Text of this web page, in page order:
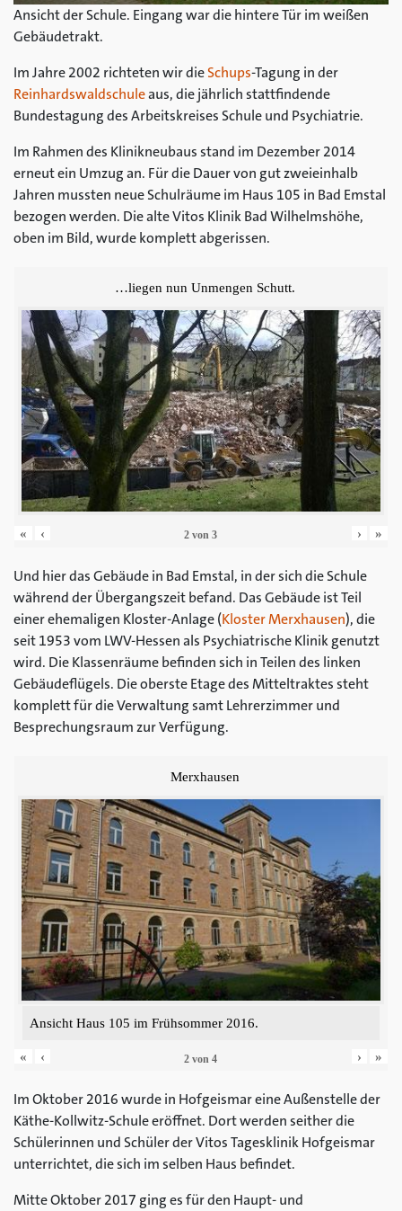
Ansicht der Schule. Eingang war die hintere Tür im weißen
Gebäudetrakt.
Im Jahre 2002 richteten wir dieSchups-Tagung in der
Reinhardswaldschuleaus, die jährlich stattfindende
Bundestagung des Arbeitskreises Schule und Psychiatrie.
Im Rahmen des Klinikneubaus stand im Dezember 2014
erneut ein Umzug an. Für die Dauer von gut zweieinhalb
Jahren mussten neue Schulräume im Haus 105 in Bad Emstal
bezogen werden. Die alte Vitos Klinik Bad Wilhelmshöhe,
oben im Bild, wurde komplett abgerissen.
…liegen nun Unmengen Schutt.
« ‹ 2 von3 › »
Und hier das Gebäude in Bad Emstal, in der sich die Schule
während der Übergangszeit befand. Das Gebäude ist Teil
einer ehemaligen Kloster-Anlage (Kloster Merxhausen), die
seit 1953 vom LWV-Hessen als Psychiatrische Klinik genutzt
wird. Die Klassenräume befinden sich in Teilen des linken
Gebäudeflügels. Die oberste Etage des Mitteltraktes steht
komplett für die Verwaltung samt Lehrerzimmer und
Besprechungsraum zur Verfügung.
Merxhausen
Ansicht Haus 105 im Frühsommer 2016.
« ‹ 2 von4 › »
Im Oktober 2016 wurde in Hofgeismar eine Außenstelle der
Käthe-Kollwitz-Schule eröffnet. Dort werden seither die
Schülerinnen und Schüler der Vitos Tagesklinik Hofgeismar
unterrichtet, die sich im selben Haus befindet.
Mitte Oktober 2017 ging es für den Haupt- und